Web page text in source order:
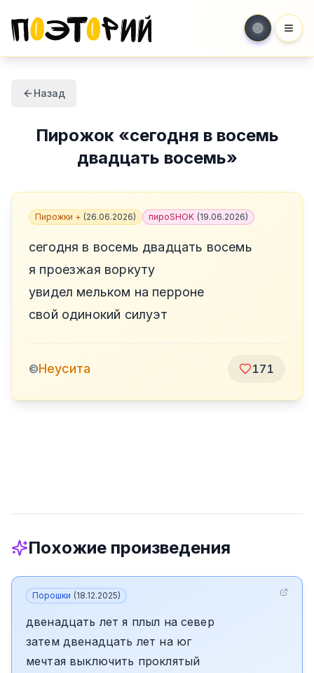
Назад
Пирожок«сегодня в восемь
двадцать восемь»
Пирожки + (26.06.2026) пироSHOK (19.06.2026)
сегодня в восемь двадцать восемь
я проезжая воркуту
увидел мельком на перроне
свой одинокий силуэт
©Неусита 171
Похожие произведения
Порошки (18.12.2025)
двенадцать лет я плыл на север
затем двенадцать лет на юг
мечтая выключить проклятый